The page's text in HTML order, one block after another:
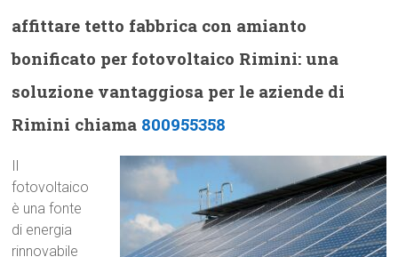
affittare tetto fabbrica con amianto
bonificato per fotovoltaico Rimini: una
soluzione vantaggiosa per le aziende di
Rimini chiama 800955358
fotovoltaico
è una fonte
di energia
rinnovabile